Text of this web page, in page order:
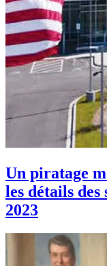
Un piratage
les détails des
2023